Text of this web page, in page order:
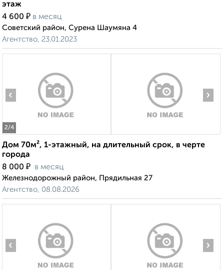
этаж
4 600 ₽ в месяц
Советский район, Сурена Шаумяна 4
Агентство, 23.01.2023
2/4
‹ ›
Дом 70м², 1-этажный, на длительный срок, в черте
города
8 000 ₽ в месяц
Железнодорожный район, Прядильная 27
Агентство, 08.08.2026
‹ ›